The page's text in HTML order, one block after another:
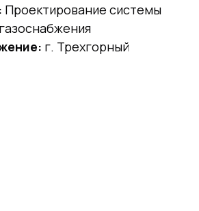
Проектирование системы
г. Трехгорный